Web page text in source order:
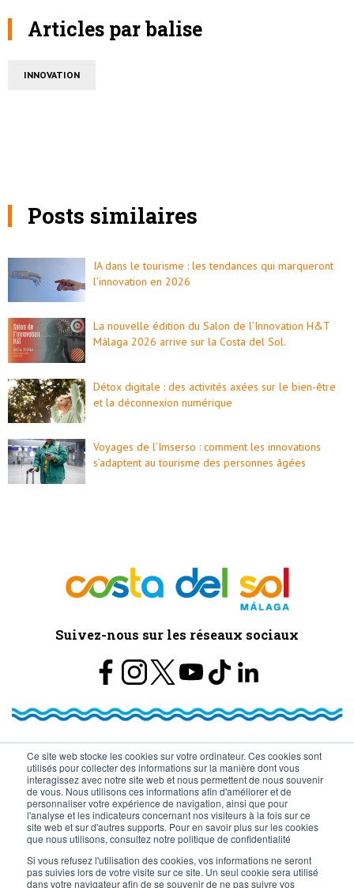
Ce site web stocke les cookies sur votre ordinateur. Ces cookies sont
utilisés pour collecter des informations sur la manière dont vous
interagissez avec notre site web et nous permettent de nous souvenir
de vous. Nous utilisons ces informations afin d'améliorer et de
personnaliser votre expérience de navigation, ainsi que pour
l'analyse et les indicateurs concernant nos visiteurs à la fois sur ce
site web et sur d'autres supports. Pour en savoir plus sur les cookies
que nous utilisons, consultez notre politique de confidentialité
Si vous refusez l'utilisation des cookies, vos informations ne seront
pas suivies lors de votre visite sur ce site. Un seul cookie sera utilisé
dans votre navigateur afin de se souvenir de ne pas suivre vos
Articles par balise
INNOVATION
Posts similaires
IA dans le tourisme : les tendances qui marqueront
l’innovation en 2026
La nouvelle édition du Salon de l’Innovation H&T
Málaga 2026 arrive sur la Costa del Sol.
Détox digitale : des activités axées sur le bien-être
et la déconnexion numérique
Voyages de l’Imserso : comment les innovations
s’adaptent au tourisme des personnes âgées
Suivez-nous sur les réseaux sociaux
© Turismo y Planificación Costa del Sol S.L.U. Todos los Derechos
Reservados